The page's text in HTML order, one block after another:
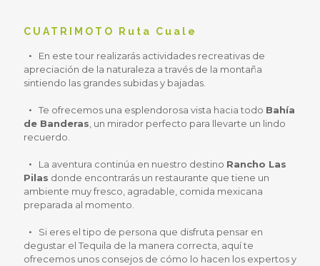
CUATRIMOTO Ruta Cuale
En este tour realizarás actividades recreativas de
apreciación de la naturaleza a través de la montaña
sintiendo las grandes subidas y bajadas.
Te ofrecemos una esplendorosa vista hacia todo Bahía
de Banderas, un mirador perfecto para llevarte un lindo
recuerdo.
La aventura continúa en nuestro destino Rancho Las
Pilas donde encontrarás un restaurante que tiene un
ambiente muy fresco, agradable, comida mexicana
preparada al momento.
Si eres el tipo de persona que disfruta pensar en
degustar el Tequila de la manera correcta, aquí te
ofrecemos unos consejos de cómo lo hacen los expertos y